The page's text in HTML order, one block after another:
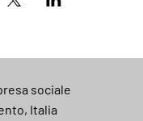
sociale
Italia